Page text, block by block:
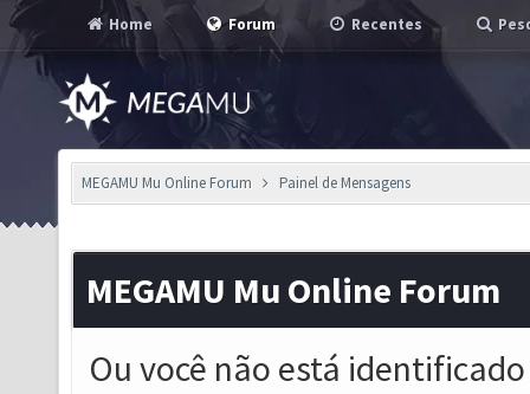
Home Forum Recentes
MEGAMU Mu Online Forum Painel de Mensagens
MEGAMU Mu Online Forum
Ou você não está